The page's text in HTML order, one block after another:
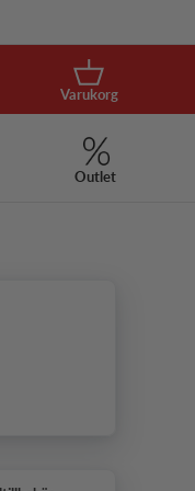
Korg
Varukorg
Outlet